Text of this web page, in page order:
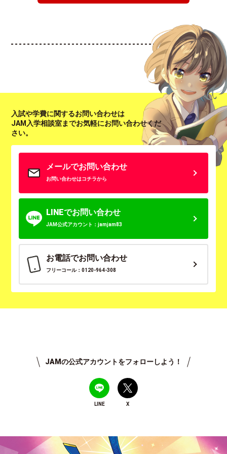
入試や学費に関するお問い合わせは
JAM入学相談室までお気軽にお問い合わせくだ
さい。
メールでお問い合わせ
お問い合わせはコチラから
LINEでお問い合わせ
JAM公式アカウント：jamjam83
お電話でお問い合わせ
フリーコール：0120-964-308
JAMの公式アカウントをフォローしよう！
LINE X